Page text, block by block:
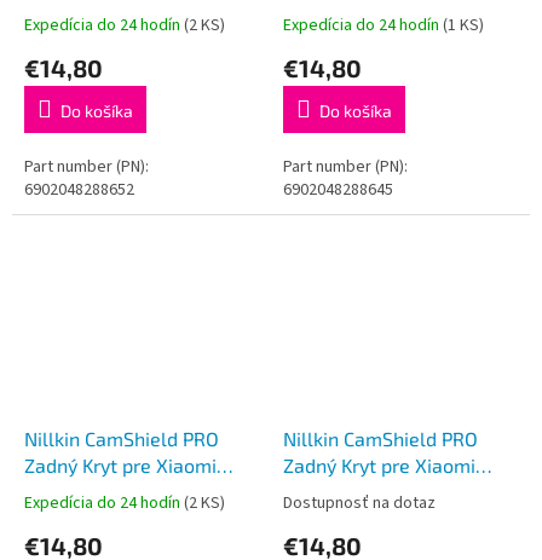
Redmi Note 14 Pro
5G/Poco X7 5G Blue
Expedícia do 24 hodín (2 KS)
€14,80
Do košíka
Part number (PN):
6902048288652
Redmi Note 14 Pro
5G/Poco X7 5G Black
Expedícia do 24 hodín (1 KS)
€14,80
Do košíka
Part number (PN):
6902048288645
Nillkin CamShield PRO
Zadný Kryt pre Xiaomi
Redmi Note 14 Pro
5G/Poco X7 5G Dark Green
Expedícia do 24 hodín (2 KS)
€14,80
Nillkin CamShield PRO
Zadný Kryt pre Xiaomi
Redmi Note 14 Pro+ 5G
Black
Dostupnosť na dotaz
€14,80